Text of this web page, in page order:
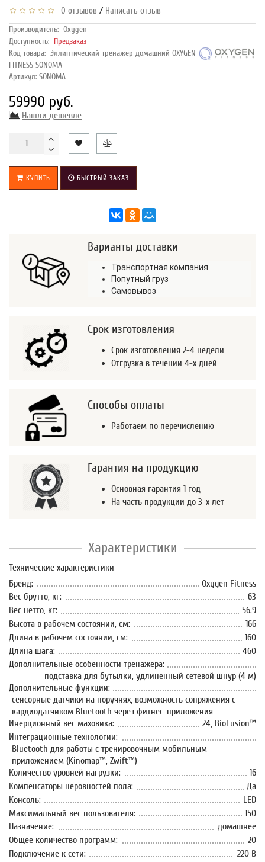
0 отзывов / Написать отзыв
Производитель: Oxygen
Доступность: Предзаказ
Код товара: Эллиптический тренажер домашний OXYGEN
FITNESS SONOMA
Артикул: SONOMA
59990 руб.
Нашли дешевле
КУПИТЬ БЫСТРЫЙ ЗАКАЗ
Варианты доставки
Транспортная компания
Попутный груз
Самовывоз
Срок изготовления
Срок изготовления 2-4 недели
Отгрузка в течении 4-х дней
Способы оплаты
Работаем по перечислению
Гарантия на продукцию
Основная гарантия 1 год
На часть продукции до 3-х лет
Характеристики
Технические характеристики
Бренд:
Oxygen Fitness
Вес брутто, кг:
63
Вес нетто, кг:
56.9
Высота в рабочем состоянии, см:
166
Длина в рабочем состоянии, см:
160
Длина шага:
460
Дополнительные особенности тренажера:
подставка для бутылки, удлиненный сетевой шнур (4 м)
Дополнительные функции:
сенсорные датчики на поручнях, возможность сопряжения с
кардиодатчиком Bluetooth через фитнес-приложения
Инерционный вес маховика:
24, BioFusion™
Интеграционные технологии:
Bluetooth для работы с тренировочным мобильным
приложением (Kinomap™, Zwift™)
Количество уровней нагрузки:
16
Компенсаторы неровностей пола:
Да
Консоль:
LED
Максимальный вес пользователя:
150
Назначение:
домашнее
Общее количество программ:
20
Подключение к сети:
220 В